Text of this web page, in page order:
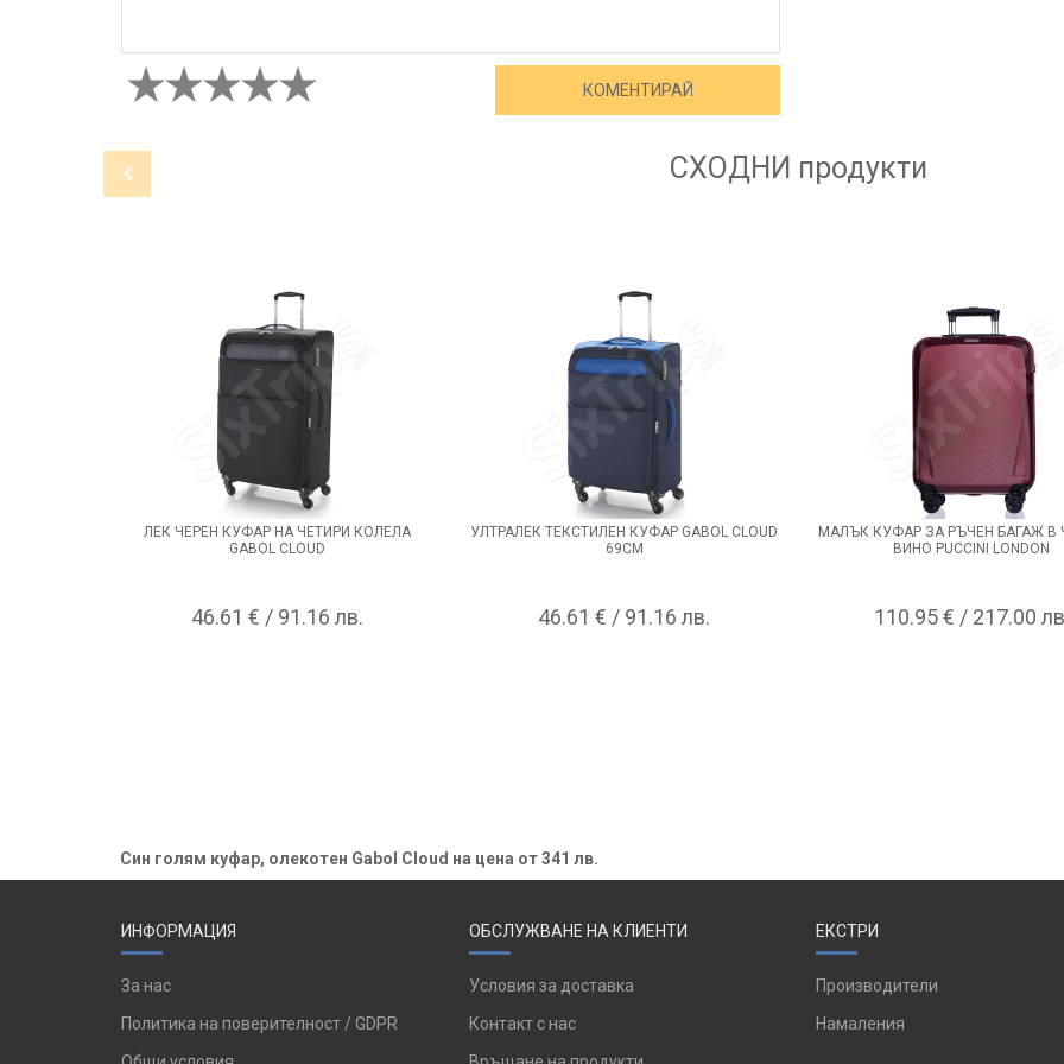
СХОДНИ продукти
ЛЕК ЧЕРЕН КУФАР НА ЧЕТИРИ КОЛЕЛА
GABOL CLOUD
46.61 € / 91.16 лв.
УЛТРАЛЕК ТЕКСТИЛЕН КУФАР GABOL CLOUD
69СМ
46.61 € / 91.16 лв.
МАЛЪК КУФАР ЗА РЪЧЕН БАГАЖ В
ВИНО PUCCINI LONDON
110.95 € / 217.00
Син голям куфар, олекотен Gabol Cloud на цена от 341 лв.
ИНФОРМАЦИЯ
За нас
Политика на поверителност / GDPR
ОБСЛУЖВАНЕ НА КЛИЕНТИ
Условия за доставка
Контакт с нас
ЕКСТРИ
Производители
Намаления